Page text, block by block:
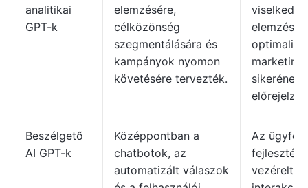
analitikai
GPT-k
elemzésére,
célközönség
szegmentálására és
kampányok nyomon
követésére tervezték.
elemzése,
sikerének
Beszélgető
AI GPT-k
Középpontban a
chatbotok, az
automatizált válaszok
Az
vezérelt